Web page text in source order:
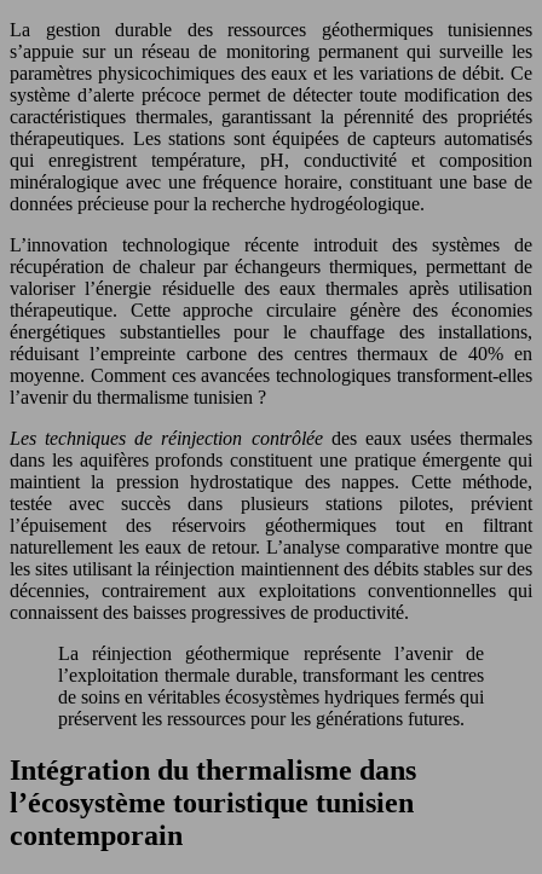
La gestion durable des ressources géothermiques tunisiennes
s’appuie sur un réseau de monitoring permanent qui surveille les
paramètres physicochimiques des eaux et les variations de débit. Ce
système d’alerte précoce permet de détecter toute modification des
caractéristiques thermales, garantissant la pérennité des propriétés
thérapeutiques. Les stations sont équipées de capteurs automatisés
qui enregistrent température, pH, conductivité et composition
minéralogique avec une fréquence horaire, constituant une base de
données précieuse pour la recherche hydrogéologique.
L’innovation technologique récente introduit des systèmes de
récupération de chaleur par échangeurs thermiques, permettant de
valoriser l’énergie résiduelle des eaux thermales après utilisation
thérapeutique. Cette approche circulaire génère des économies
énergétiques substantielles pour le chauffage des installations,
réduisant l’empreinte carbone des centres thermaux de 40% en
moyenne. Comment ces avancées technologiques transforment-elles
l’avenir du thermalisme tunisien ?
Les techniques de réinjection contrôléedes eaux usées thermales
dans les aquifères profonds constituent une pratique émergente qui
maintient la pression hydrostatique des nappes. Cette méthode,
testée avec succès dans plusieurs stations pilotes, prévient
l’épuisement des réservoirs géothermiques tout en filtrant
naturellement les eaux de retour. L’analyse comparative montre que
les sites utilisant la réinjection maintiennent des débits stables sur des
décennies, contrairement aux exploitations conventionnelles qui
connaissent des baisses progressives de productivité.
La réinjection géothermique représente l’avenir de
l’exploitation thermale durable, transformant les centres
de soins en véritables écosystèmes hydriques fermés qui
préservent les ressources pour les générations futures.
Intégration du thermalisme dans
l’écosystème touristique tunisien
contemporain